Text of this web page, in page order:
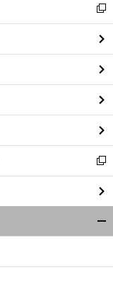
閉
る
新
し
い
ウ
ィ
ン
ド
ウ
で
開
く
新
し
い
ウ
ィ
ン
ウ